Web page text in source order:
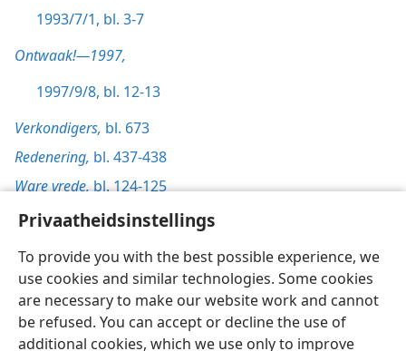
Privaatheidsinstellings
To provide you with the best possible experience, we
use cookies and similar technologies. Some cookies
are necessary to make our website work and cannot
be refused. You can accept or decline the use of
additional cookies, which we use only to improve
1993/7/1, bl. 3-7
Ontwaak!—1997,
1997/9/8, bl. 12-13
Verkondigers, bl. 673
Redenering, bl. 437-438
Ware vrede,bl. 124-125
Afrikaans Voorkeure
Copyright© 2026 Watch Tower Bible and Tract Society of Pennsylvania
Gebruiksvoorwaardes Privaatheidsbeleid
Privaatheidsinstellings